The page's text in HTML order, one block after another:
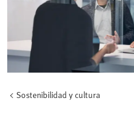
Sostenibilidad y cultura